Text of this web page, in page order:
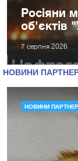
Росіяни
об'єктів
7 серпня 2026